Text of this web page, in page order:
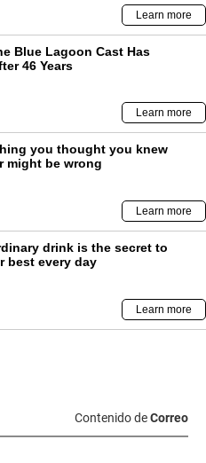
Contenido deCorreo